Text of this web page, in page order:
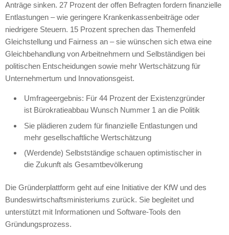
Anträge sinken. 27 Prozent der offen Befragten fordern finanzielle
Entlastungen – wie geringere Krankenkassenbeiträge oder
niedrigere Steuern. 15 Prozent sprechen das Themenfeld
Gleichstellung und Fairness an – sie wünschen sich etwa eine
Gleichbehandlung von Arbeitnehmern und Selbständigen bei
politischen Entscheidungen sowie mehr Wertschätzung für
Unternehmertum und Innovationsgeist.
Umfrageergebnis: Für 44 Prozent der Existenzgründer
ist Bürokratieabbau Wunsch Nummer 1 an die Politik
Sie plädieren zudem für finanzielle Entlastungen und
mehr gesellschaftliche Wertschätzung
(Werdende) Selbstständige schauen optimistischer in
die Zukunft als Gesamtbevölkerung
Die Gründerplattform geht auf eine Initiative der KfW und des
Bundeswirtschaftsministeriums zurück. Sie begleitet und
unterstützt mit Informationen und Software-Tools den
Gründungsprozess.